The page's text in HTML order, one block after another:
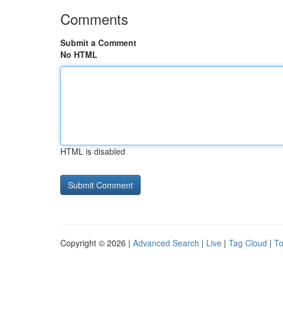
Comments
Submit a Comment
No HTML
HTML is disabled
Copyright © 2026 | Advanced Search | Live | Tag Cloud |